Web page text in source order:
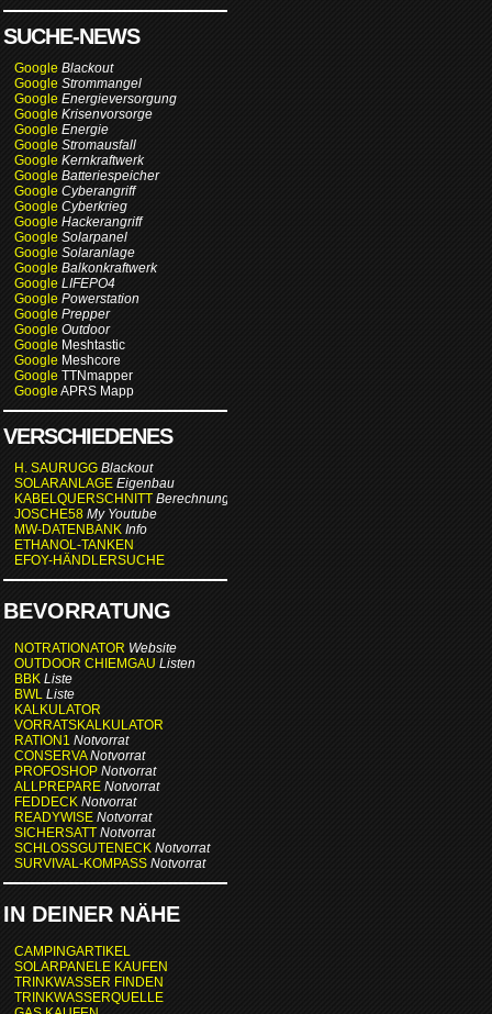
SUCHE-NEWS
Google Blackout
Google Strommangel
Google Energieversorgung
Google Krisenvorsorge
Google Energie
Google Stromausfall
Google Kernkraftwerk
Google Batteriespeicher
Google Cyberangriff
Google Cyberkrieg
Google Hackerangriff
Google Solarpanel
Google Solaranlage
Google Balkonkraftwerk
Google LIFEPO4
Google Powerstation
Google Prepper
Google Outdoor
Google Meshtastic
Google Meshcore
Google TTNmapper
Google APRS Mapp
VERSCHIEDENES
H. SAURUGG Blackout
SOLARANLAGE Eigenbau
KABELQUERSCHNITT Berechnung
JOSCHE58 My Youtube
MW-DATENBANK Info
ETHANOL-TANKEN
EFOY-HÄNDLERSUCHE
BEVORRATUNG
NOTRATIONATOR Website
OUTDOOR CHIEMGAU Listen
BBK Liste
BWL Liste
KALKULATOR
VORRATSKALKULATOR
RATION1 Notvorrat
CONSERVA Notvorrat
PROFOSHOP Notvorrat
ALLPREPARE Notvorrat
FEDDECK Notvorrat
READYWISE Notvorrat
SICHERSATT Notvorrat
SCHLOSSGUTENECK Notvorrat
SURVIVAL-KOMPASS Notvorrat
IN DEINER NÄHE
CAMPINGARTIKEL
SOLARPANELE KAUFEN
TRINKWASSER FINDEN
TRINKWASSERQUELLE